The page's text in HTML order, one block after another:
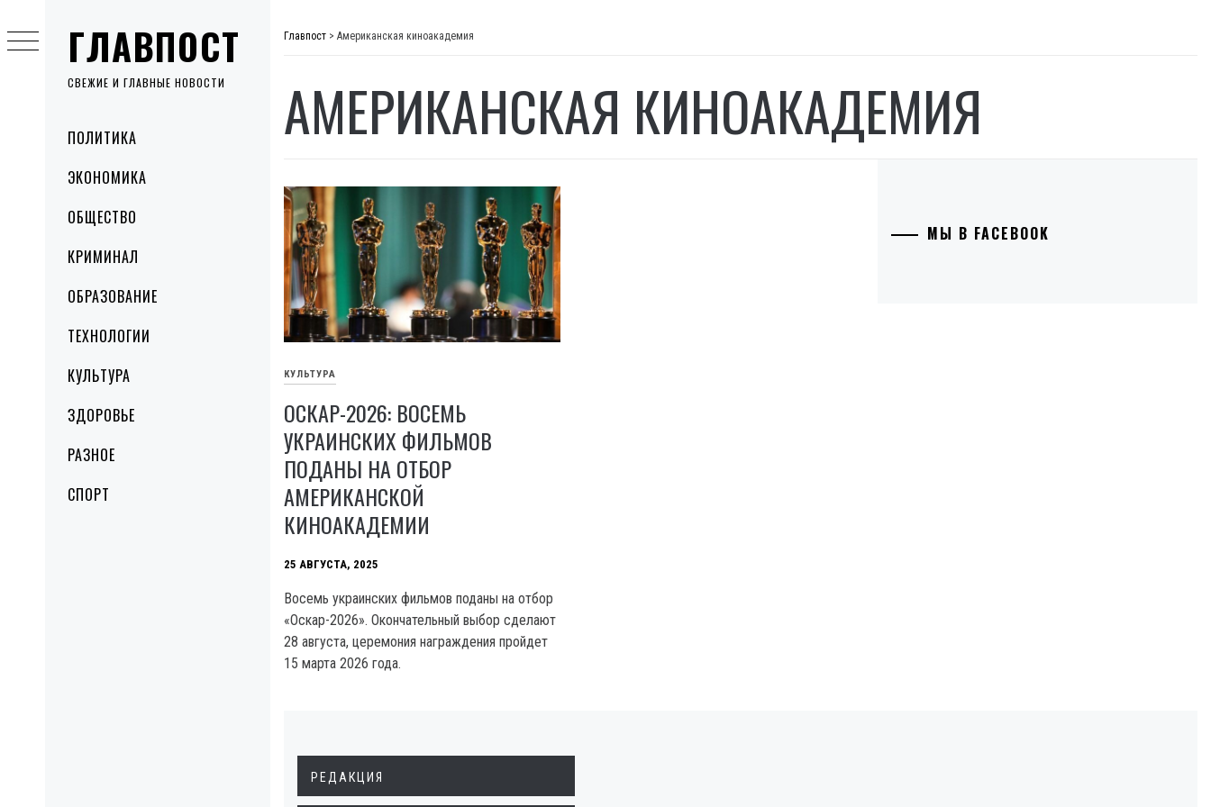
ГЛАВПОСТ
СВЕЖИЕ И ГЛАВНЫЕ НОВОСТИ
MenuПОЛИТИКА
ЭКОНОМИКА
ОБЩЕСТВО
КРИМИНАЛ
ОБРАЗОВАНИЕ
ТЕХНОЛОГИИ
КУЛЬТУРА
ЗДОРОВЬЕ
РАЗНОЕ
СПОРТ
to
content
Главпост > Американская киноакадемия
АМЕРИКАНСКАЯ КИНОАКАДЕМИЯ
КУЛЬТУРА
ОСКАР-2026: ВОСЕМЬ
УКРАИНСКИХ ФИЛЬМОВ
ПОДАНЫ НА ОТБОР
АМЕРИКАНСКОЙ
КИНОАКАДЕМИИ
25 АВГУСТА, 2025
Восемь украинских фильмов поданы на отбор
«Оскар-2026». Окончательный выбор сделают
28 августа, церемония награждения пройдет
15 марта 2026 года.
МЫ В FACEBOOK
РЕДАКЦИЯ